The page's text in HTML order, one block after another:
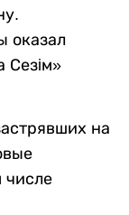
оказал
Сезiм»
на
числе